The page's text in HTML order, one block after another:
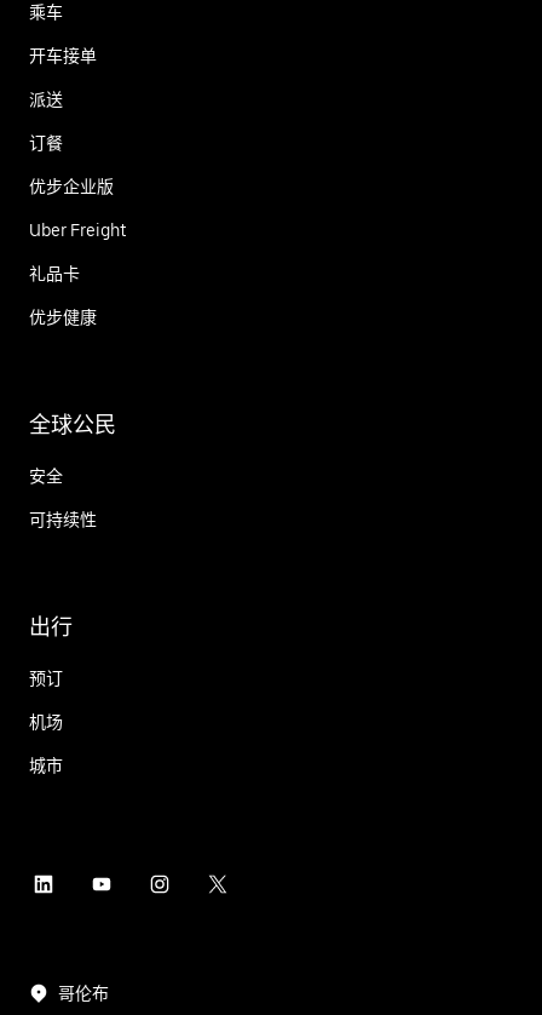
乘车
开车接单
派送
订餐
优步企业版
Uber Freight
礼品卡
优步健康
全球公民
安全
可持续性
出行
预订
机场
城市
哥伦布